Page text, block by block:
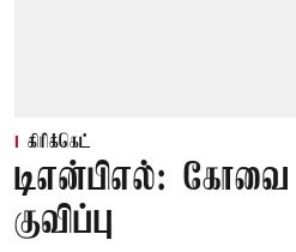
கிரிக்கெட்
டிஎன்பிஎல்:
குவிப்பு